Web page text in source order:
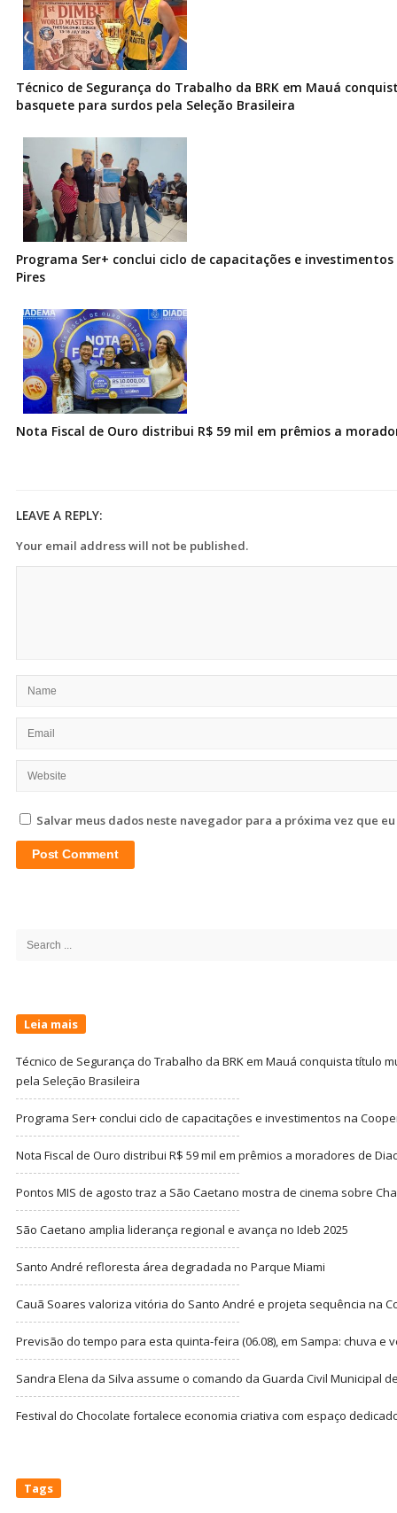
Técnico de Segurança do Trabalho da BRK em Mauá
basquete para surdos pela Seleção Brasileira
Programa Ser+ conclui ciclo de capacitações e
Pires
Nota Fiscal de Ouro distribui R$ 59 mil em prêmios a
LEAVE A REPLY:
Your email address will not be published.
Salvar meus dados neste navegador para a próxima vez que
Search
Leia mais
Técnico de Segurança do Trabalho da BRK em Mauá conquista título
pela Seleção Brasileira
Programa Ser+ conclui ciclo de capacitações e investimentos na
Nota Fiscal de Ouro distribui R$ 59 mil em prêmios a moradores de
Pontos MIS de agosto traz a São Caetano mostra de cinema sobre
São Caetano amplia liderança regional e avança no Ideb 2025
Santo André refloresta área degradada no Parque Miami
Cauã Soares valoriza vitória do Santo André e projeta sequência na
Previsão do tempo para esta quinta-feira (06.08), em Sampa: chuva e
Sandra Elena da Silva assume o comando da Guarda Civil Municipal
Festival do Chocolate fortalece economia criativa com espaço
Tags